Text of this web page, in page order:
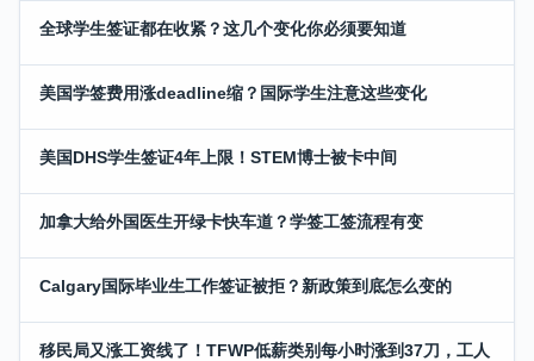
全球学生签证都在收紧？这几个变化你必须要知道
美国学签费用涨deadline缩？国际学生注意这些变化
美国DHS学生签证4年上限！STEM博士被卡中间
加拿大给外国医生开绿卡快车道？学签工签流程有变
Calgary国际毕业生工作签证被拒？新政策到底怎么变的
移民局又涨工资线了！TFWP低薪类别每小时涨到37刀，工人